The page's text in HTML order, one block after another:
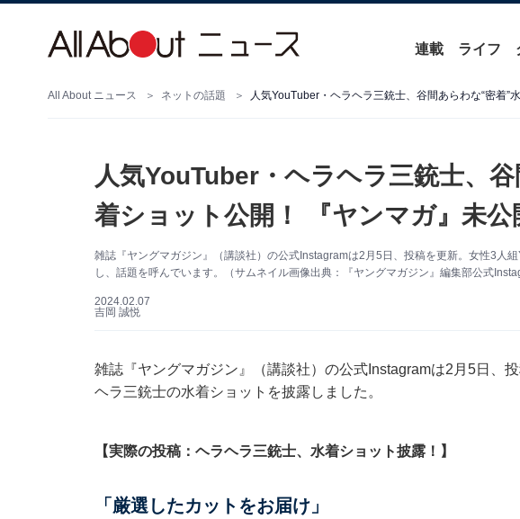
連載 ライフ
All About ニュース ネットの話題 人気YouTuber・ヘラヘラ三銃士、谷間あらわな“密着”
人気YouTuber・ヘラヘラ三銃士、
着ショット公開！ 『ヤンマガ』未公
雑誌『ヤングマガジン』（講談社）の公式Instagramは2月5日、投稿を更新。女性3人
し、話題を呼んでいます。（サムネイル画像出典：『ヤングマガジン』編集部公式
2024.02.07
吉岡 誠悦
雑誌『ヤングマガジン』（講談社）の公式Instagramは2月5日、
ヘラ三銃士の水着ショットを披露しました。
【実際の投稿：ヘラヘラ三銃士、水着ショット披露！】
「厳選したカットをお届け」